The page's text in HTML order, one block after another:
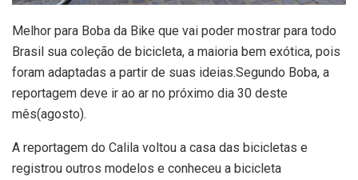
Melhor para Boba da Bike que vai poder mostrar para todo
Brasil sua coleção de bicicleta, a maioria bem exótica, pois
foram adaptadas a partir de suas ideias.Segundo Boba, a
reportagem deve ir ao ar no próximo dia 30 deste
mês(agosto).
A reportagem do Calila voltou a casa das bicicletas e
registrou outros modelos e conheceu a bicicleta